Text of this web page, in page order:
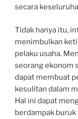
secara
Tidak hanya itu,
menimbulkan
pelaku usaha.
seorang ekonom
dapat membuat
kesulitan dalam
Hal ini dapat
berdampak